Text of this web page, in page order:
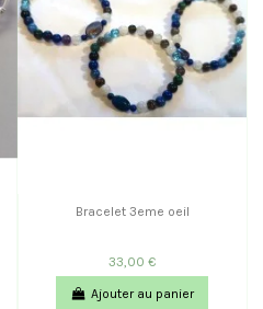
Bracelet 3eme oeil
33,00 €
Ajouter au panier